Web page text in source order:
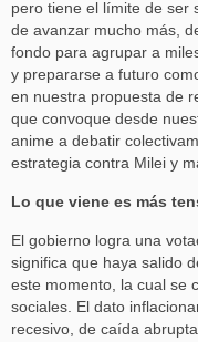
pero tiene el límite de ser
de avanzar mucho más,
fondo para agrupar a
y prepararse a futuro
en nuestra propuesta de
que convoque desde
anime a debatir
estrategia contra Milei y
Lo que viene es más
El gobierno logra una
significa que haya salido
este momento, la cual se
sociales. El dato
recesivo, de caída